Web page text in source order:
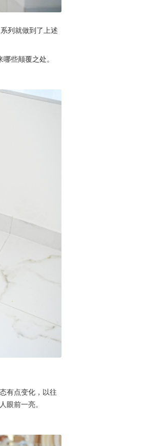
列就做到了上述
些颠覆之处。
有点变化，以往
眼前一亮。